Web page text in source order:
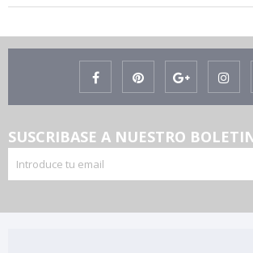
SUSCRIBASE A NUESTRO